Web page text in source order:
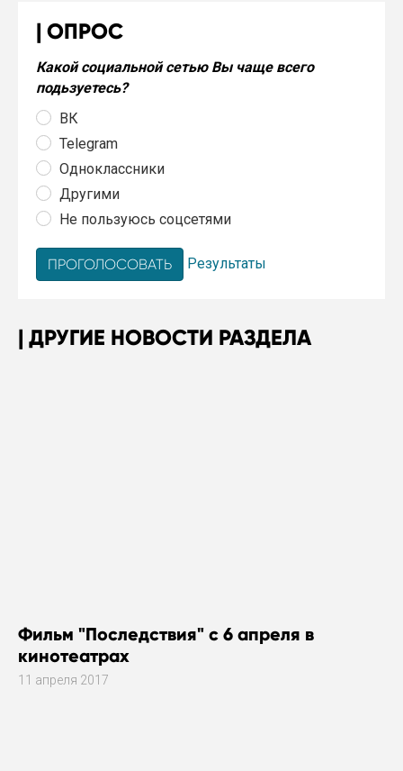
ОПРОС
Какой социальной сетью Вы чаще всего
подьзуетесь?
ВК
Telegram
Одноклассники
Другими
Не пользуюсь соцсетями
Результаты
ДРУГИЕ НОВОСТИ РАЗДЕЛА
Фильм "Последствия" с 6 апреля в
кинотеатрах
11 апреля 2017